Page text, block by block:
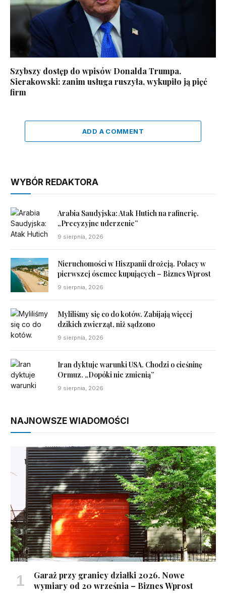
Szybszy dostęp do wpisów Donalda Trumpa.
Sierakowski: zanim usługa ruszyła, wykupiło ją pięć
firm
ADD A COMMENT
WYBÓR REDAKTORA
Arabia Saudyjska: Atak Hutich na rafinerię.
„Precyzyjne uderzenie”
9 sierpnia, 2026
Nieruchomości w Hiszpanii drożeją. Polacy w
pierwszej ósemce kupujących – Biznes Wprost
9 sierpnia, 2026
Myliliśmy się co do kotów. Zabijają więcej
dzikich zwierząt, niż sądzono
9 sierpnia, 2026
Iran dyktuje warunki USA. Chodzi o cieśninę
Ormuz. „Dopóki nie zmienią”
9 sierpnia, 2026
NAJNOWSZE WIADOMOŚCI
Garaż przy granicy działki 2026. Nowe
wymiary od 20 września – Biznes Wprost